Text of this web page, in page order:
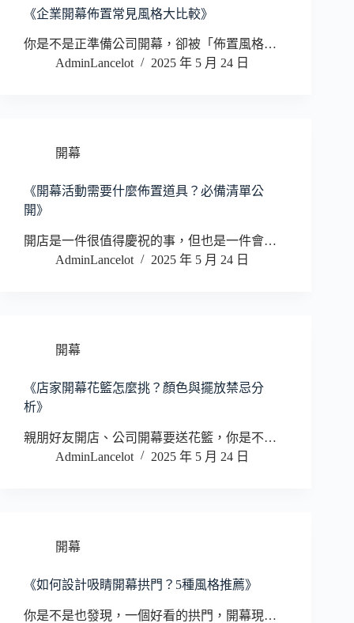
《企業開幕佈置常見風格大比較》
你是不是正準備公司開幕，卻被「佈置風格…
AdminLancelot
2025 年 5 月 24 日
開幕
《開幕活動需要什麼佈置道具？必備清單公
開》
開店是一件很值得慶祝的事，但也是一件會…
AdminLancelot
2025 年 5 月 24 日
開幕
《店家開幕花籃怎麼挑？顏色與擺放禁忌分
析》
親朋好友開店、公司開幕要送花籃，你是不…
AdminLancelot
2025 年 5 月 24 日
開幕
《如何設計吸睛開幕拱門？5種風格推薦》
你是不是也發現，一個好看的拱門，開幕現…